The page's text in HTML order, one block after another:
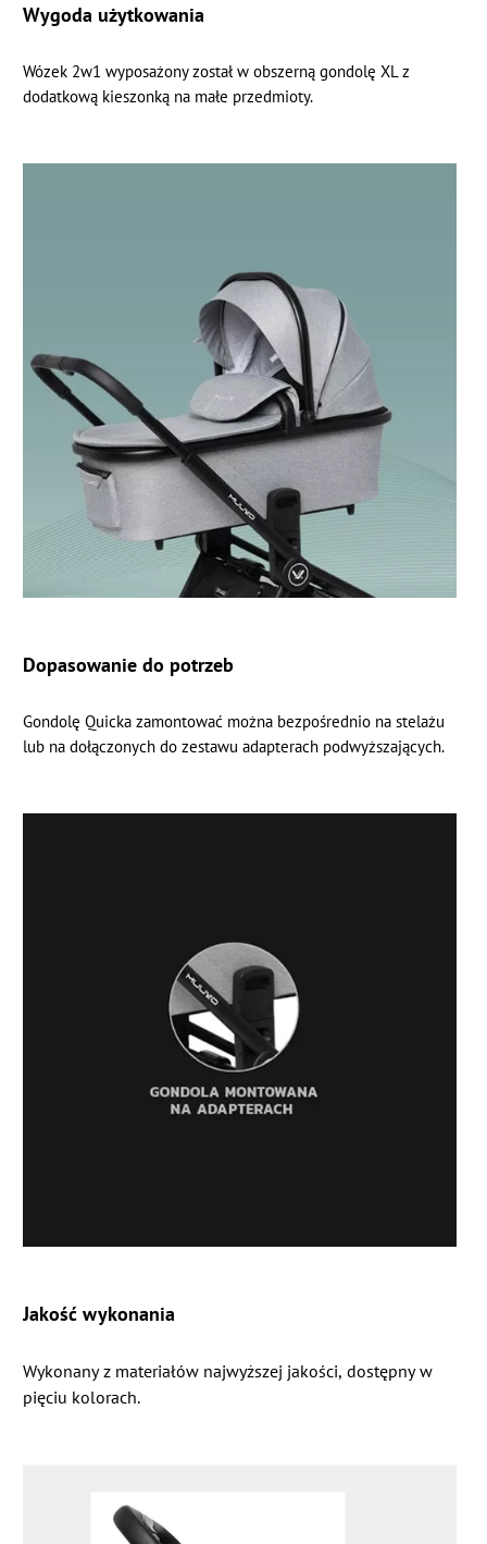
Wygoda użytkowania
Wózek 2w1 wyposażony został w obszerną gondolę XL z
dodatkową kieszonką na małe przedmioty.
Dopasowanie do potrzeb
Gondolę Quicka zamontować można bezpośrednio na stelażu
lub na dołączonych do zestawu adapterach podwyższających.
Jakość wykonania
Wykonany z materiałów najwyższej jakości, dostępny w
pięciu kolorach.